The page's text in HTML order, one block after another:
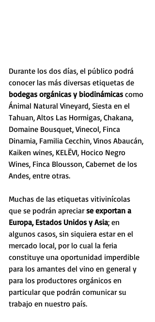
Durante los dos días, el público podrá
conocer las más diversas etiquetas de
bodegas orgánicas y biodinámicas como
Ánimal Natural Vineyard, Siesta en el
Tahuan, Altos Las Hormigas, Chakana,
Domaine Bousquet, Vinecol, Finca
Dinamia, Familia Cecchin, Vinos Abaucán,
Kaiken wines, KELËVI, Hocico Negro
Wines, Finca Blousson, Cabernet de los
Andes, entre otras.
Muchas de las etiquetas vitivinícolas
que se podrán apreciar se exportan a
Europa, Estados Unidos y Asia; en
algunos casos, sin siquiera estar en el
mercado local, por lo cual la feria
constituye una oportunidad imperdible
para los amantes del vino en general y
para los productores orgánicos en
particular que podrán comunicar su
trabajo en nuestro país.